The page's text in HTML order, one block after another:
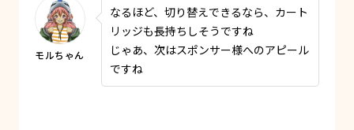
なるほど、切り替えできるなら、カート
リッジも長持ちしそうですね
じゃあ、次はスポンサー様へのアピール
ですね